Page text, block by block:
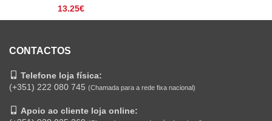
13.25€
CONTACTOS
Telefone loja física:
(+351) 222 080 745 (Chamada para a rede fixa nacional)
Apoio ao cliente loja online: